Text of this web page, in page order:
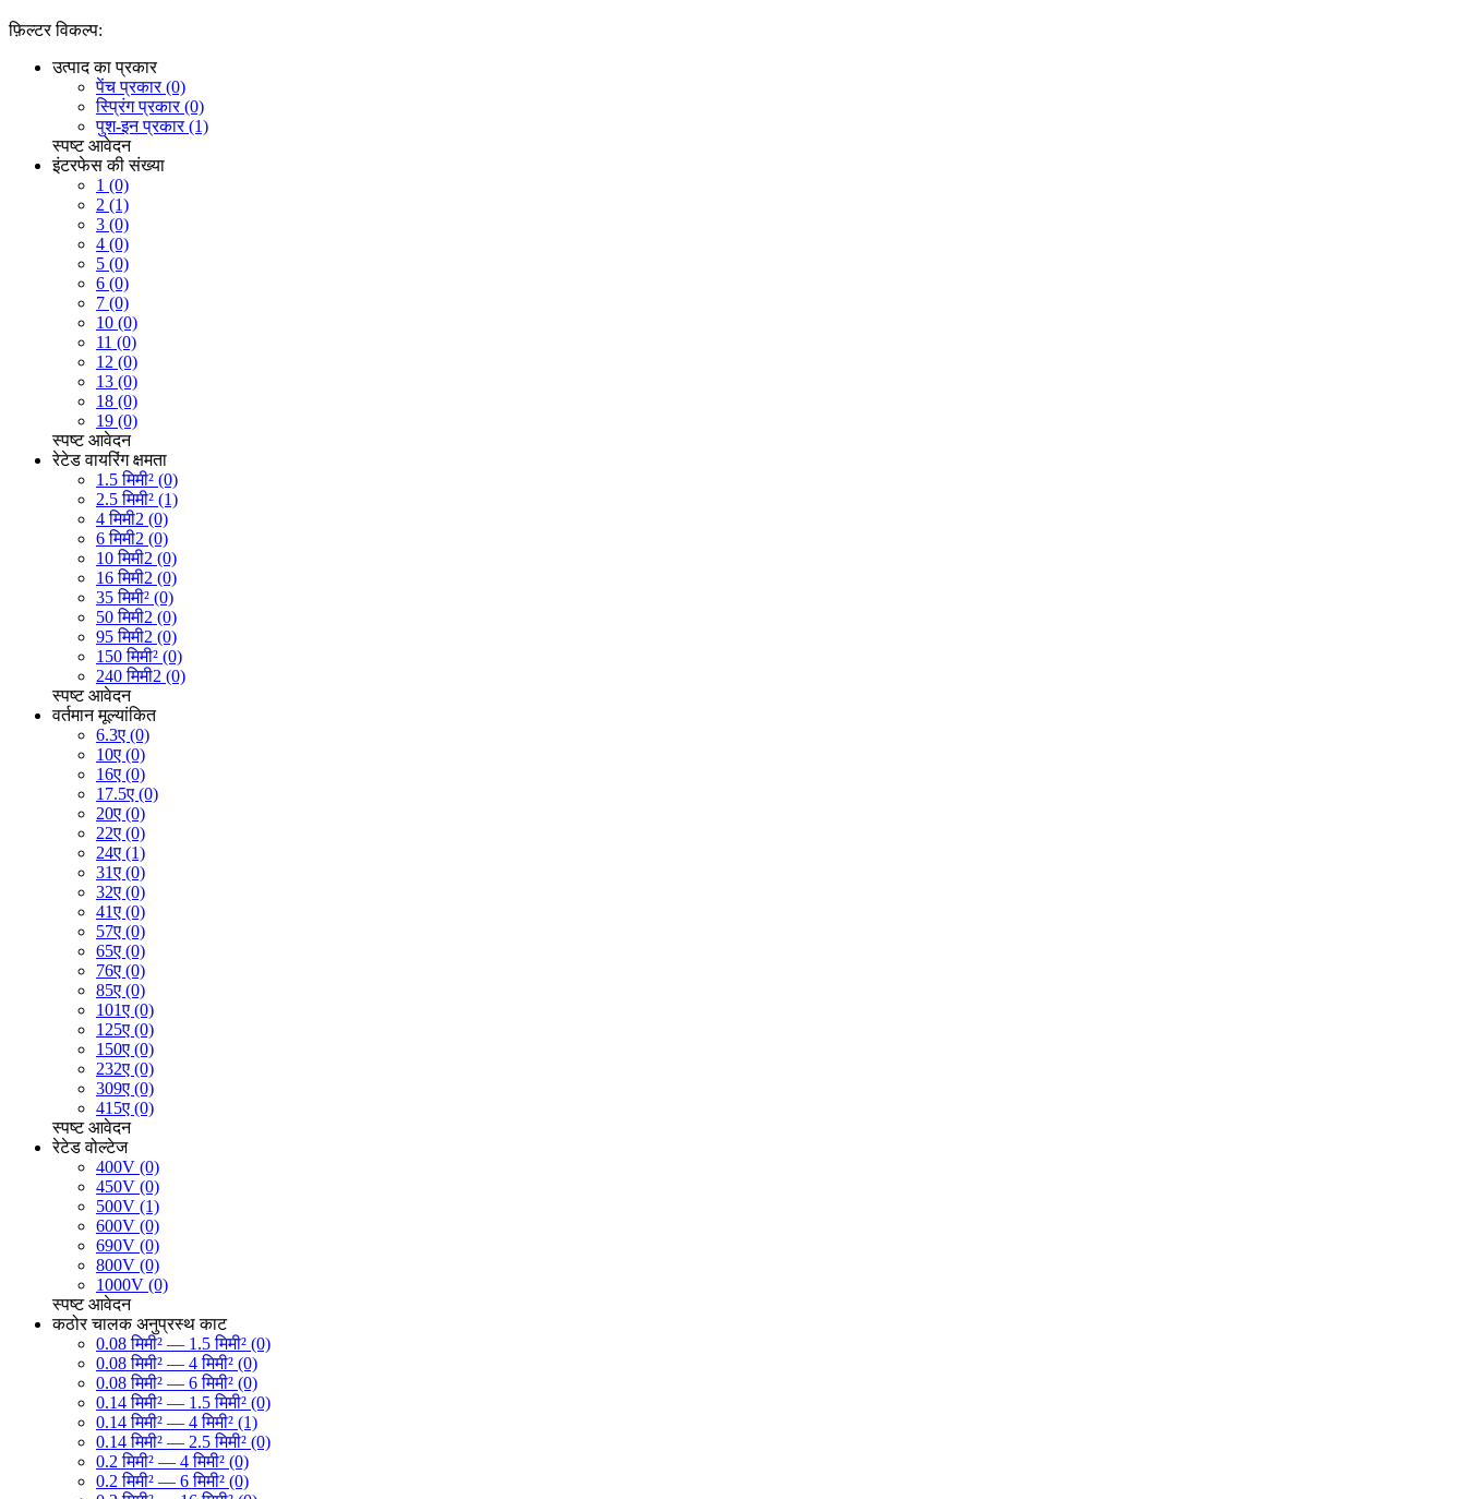
फ़िल्टर विकल्प:
उत्पाद का प्रकार
पेंच प्रकार (0)
स्प्रिंग प्रकार (0)
पुश-इन प्रकार (1)
स्पष्ट आवेदन
इंटरफेस की संख्या
1 (0)
2 (1)
3 (0)
4 (0)
5 (0)
6 (0)
7 (0)
10 (0)
11 (0)
12 (0)
13 (0)
18 (0)
19 (0)
स्पष्ट आवेदन
रेटेड वायरिंग क्षमता
1.5 मिमी² (0)
2.5 मिमी² (1)
4 मिमी2 (0)
6 मिमी2 (0)
10 मिमी2 (0)
16 मिमी2 (0)
35 मिमी² (0)
50 मिमी2 (0)
95 मिमी2 (0)
150 मिमी² (0)
240 मिमी2 (0)
स्पष्ट आवेदन
वर्तमान मूल्यांकित
6.3ए (0)
10ए (0)
16ए (0)
17.5ए (0)
20ए (0)
22ए (0)
24ए (1)
31ए (0)
32ए (0)
41ए (0)
57ए (0)
65ए (0)
76ए (0)
85ए (0)
101ए (0)
125ए (0)
150ए (0)
232ए (0)
309ए (0)
415ए (0)
स्पष्ट आवेदन
रेटेड वोल्टेज
400V (0)
450V (0)
500V (1)
600V (0)
690V (0)
800V (0)
1000V (0)
स्पष्ट आवेदन
कठोर चालक अनुप्रस्थ काट
0.08 मिमी² — 1.5 मिमी² (0)
0.08 मिमी² — 4 मिमी² (0)
0.08 मिमी² — 6 मिमी² (0)
0.14 मिमी² — 1.5 मिमी² (0)
0.14 मिमी² — 4 मिमी² (1)
0.14 मिमी² — 2.5 मिमी² (0)
0.2 मिमी² — 4 मिमी² (0)
0.2 मिमी² — 6 मिमी² (0)